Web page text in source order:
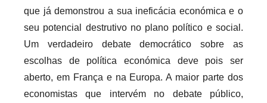
que já demonstrou a sua ineficácia económica e o
seu potencial destrutivo no plano político e social.
Um verdadeiro debate democrático sobre as
escolhas de política económica deve pois ser
aberto, em França e na Europa. A maior parte dos
economistas que intervém no debate público,